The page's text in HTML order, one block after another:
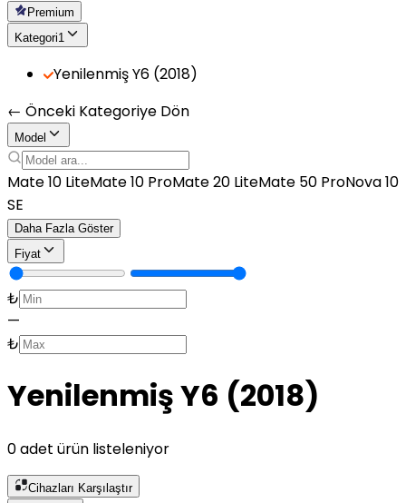
Premium
Kategori1
Yenilenmiş Y6 (2018)
← Önceki Kategoriye Dön
Model
Mate 10 LiteMate 10 ProMate 20 LiteMate 50 ProNova 10
SE
Daha Fazla Göster
Fiyat
₺
—
₺
Yenilenmiş Y6 (2018)
0 adet ürün listeleniyor
Cihazları Karşılaştır